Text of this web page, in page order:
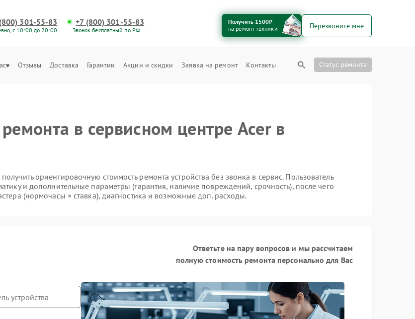
301-55-83
с 10:00 до 20:00
+7 (800) 301-55-83
Звонок бесплатный по РФ
Получить 1500₽
на ремонт техники
Перезвоните мне
Отзывы Доставка Гарантии Акции и скидки Заявка на ремонт Контакты Статус ремонта
в сервисном центре Acer в
ориентировочную стоимость ремонта устройства без звонка в сервис. Пользователь
и дополнительные параметры (гарантия, наличие повреждений, срочность), после чего
(нормочасы × ставка), диагностика и возможные доп. расходы.
Ответьте на пару вопросов и мы рассчитаем
полную стоимость ремонта персонально для Вас